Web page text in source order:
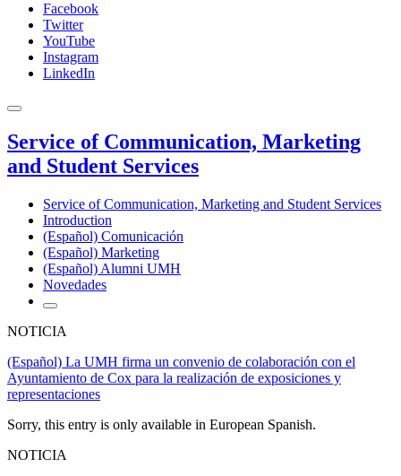
Facebook
Twitter
YouTube
Instagram
LinkedIn
Service of Communication, Marketing
and Student Services
Service of Communication, Marketing and Student Services
Introduction
(Español) Comunicación
(Español) Marketing
(Español) Alumni UMH
Novedades
NOTICIA
(Español) La UMH firma un convenio de colaboración con el
Ayuntamiento de Cox para la realización de exposiciones y
representaciones
Sorry, this entry is only available in European Spanish.
NOTICIA